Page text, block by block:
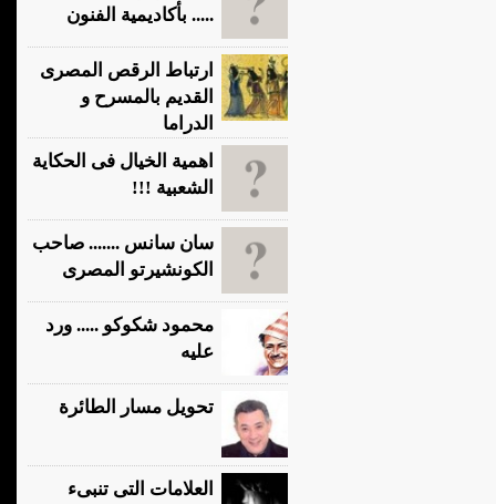
..... بأكاديمية الفنون
ارتباط الرقص المصرى
القديم بالمسرح و
الدراما
اهمية الخيال فى الحكاية
الشعبية !!!
سان سانس ....... صاحب
الكونشيرتو المصرى
محمود شكوكو ..... ورد
عليه
تحويل مسار الطائرة
العلامات التى تنبىء